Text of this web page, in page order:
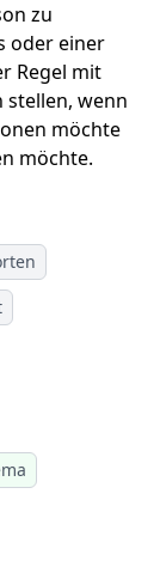
zu
oder einer
Regel mit
stellen, wenn
möchte
möchte.